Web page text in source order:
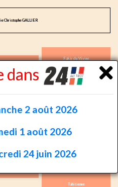
dans
2 août 2026
1 août 2026
24 juin 2026
Christophe GALLIER
Fakir du Vivier
Dolly Williams
Super Bowl (US)
And Arifant 1'16''5
Tahitienne